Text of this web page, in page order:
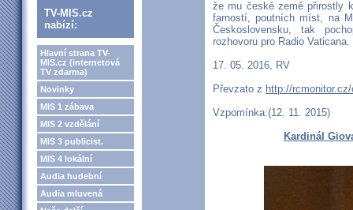
TV-MIS.cz
nabízí:
Hlavní strana TV-
MIS.cz (internetová
TV zdarma)
Novinky
MIS 1 zábava
MIS 2 vzdělání
MIS 3 publicist.
MIS 4 lokální
Audia hudební
Audia mluvená
že mu české země přirostly
farností, poutních míst, na
Československu, tak
rozhovoru pro Radio Vaticana.
17. 05. 2016, RV
Převzato z http://rcmonitor.cz/
Vzpomínka:(12. 11. 2015)
Kardinál